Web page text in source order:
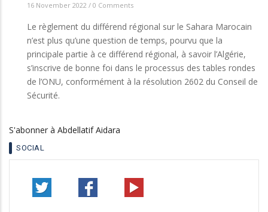
16 November 2022 / 0 Comments
Le règlement du différend régional sur le Sahara Marocain
n’est plus qu’une question de temps, pourvu que la
principale partie à ce différend régional, à savoir l’Algérie,
s’inscrive de bonne foi dans le processus des tables rondes
de l’ONU, conformément à la résolution 2602 du Conseil de
Sécurité.
S'abonner à Abdellatif Aidara
SOCIAL